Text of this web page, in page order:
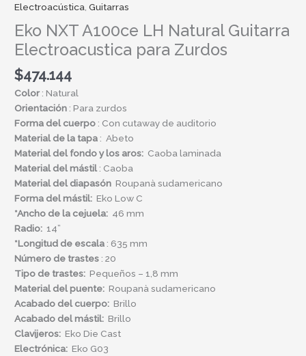
Electroacústica,Guitarras
Eko NXT A100ce LH Natural Guitarra
Electroacustica para Zurdos
$474.144
Color: Natural
Orientación: Para zurdos
Forma del cuerpo: Con cutaway de auditorio
Material de la tapa: Abeto
Material del fondo y los aros: Caoba laminada
Material delmástil: Caoba
Material del diapasón Roupanà sudamericano
Forma del mástil: Eko Low C
*Ancho de la cejuela: 46 mm
Radio: 14”
*Longitud de escala: 635 mm
Número de trastes: 20
Tipo de trastes: Pequeños – 1,8 mm
Material del puente: Roupanà sudamericano
Acabado del cuerpo: Brillo
Acabado del mástil: Brillo
Clavijeros: Eko Die Cast
Electrónica: Eko G03